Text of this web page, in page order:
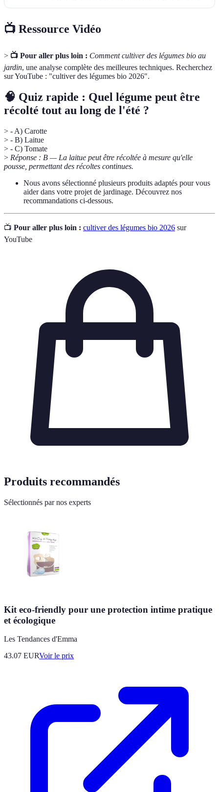
📺 Ressource Vidéo
> 📺 Pour aller plus loin : Comment cultiver des légumes bio au
jardin, une analyse complète des meilleures techniques. Recherchez
sur YouTube : "cultiver des légumes bio 2026".
🧠 Quiz rapide : Quel légume peut être
récolté tout au long de l'été ?
> - A) Carotte
> - B) Laitue
> - C) Tomate
> Réponse : B — La laitue peut être récoltée à mesure qu'elle
pousse, permettant des récoltes continues.
Nous avons sélectionné plusieurs produits adaptés pour vous
aider dans votre projet de jardinage. Découvrez nos
recommandations ci-dessous.
📺 Pour aller plus loin : cultiver des légumes bio 2026 sur
YouTube
Produits recommandés
Sélectionnés par nos experts
Kit eco-friendly pour une protection intime pratique
et écologique
Les Tendances d'Emma
43.07 EURVoir le prix